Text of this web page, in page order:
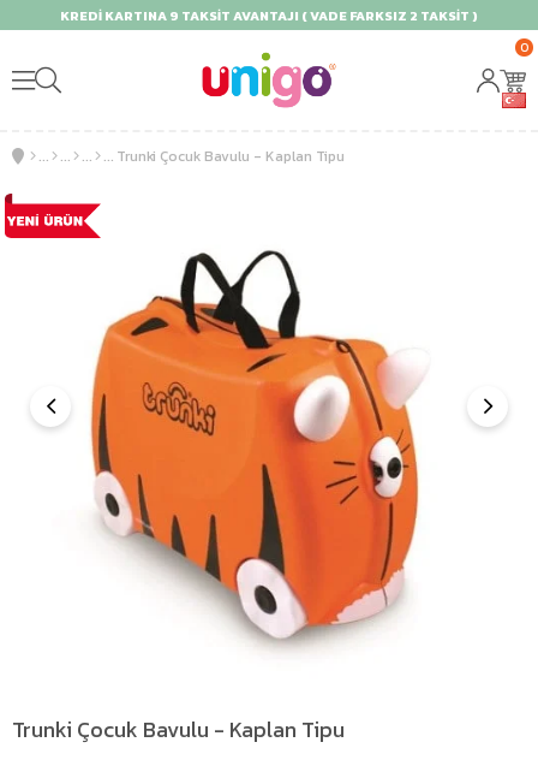
KREDİ KARTINA 9 TAKSİT AVANTAJI ( VADE FARKSIZ 2 TAKSİT )
0
Trunki Çocuk Bavulu - Kaplan Tipu
Trunki Çocuk Bavulu - Kaplan Tipu